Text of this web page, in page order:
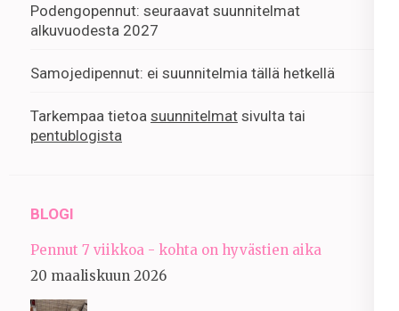
Podengopennut: seuraavat suunnitelmat
alkuvuodesta 2027
Samojedipennut: ei suunnitelmia tällä hetkellä
Tarkempaa tietoa suunnitelmat sivulta tai
pentublogista
BLOGI
Pennut 7 viikkoa - kohta on hyvästien aika
20 maaliskuun 2026